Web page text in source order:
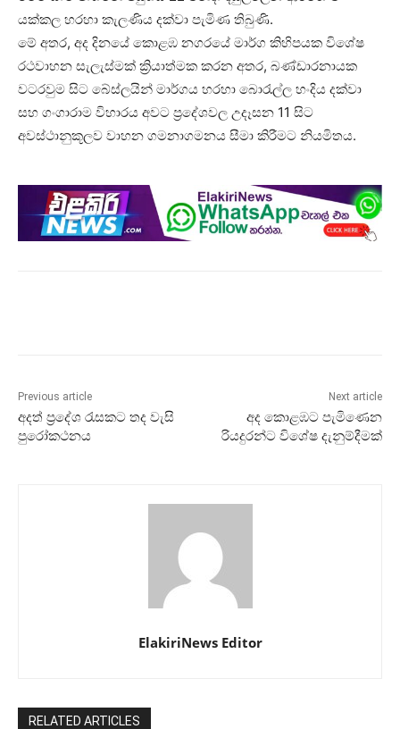
යක්කල හරහා කැලණිය දක්වා පැමිණ තිබුණි.
මේ අතර, අද දිනයේ කොළඹ නගරයේ මාර්ග කිහිපයක විශේෂ
රථවාහන සැලැස්මක් ක්‍රියාත්මක කරන අතර, බණ්ඩාරනායක
වටරවුම සිට බේස්ලයින් මාර්ගය හරහා බොරැල්ල හංදිය දක්වා
සහ ගංගාරාම විහාරය අවට ප්‍රදේශවල උදෑසන 11 සිට
අවස්ථානුකූලව වාහන ගමනාගමනය සීමා කිරීමට නියමිතය.
Previous article
අදත් ප්‍රදේශ රැසකට තද වැසි
පුරෝකථනය
Next article
අද කොළඹට පැමිණෙන
රියදුරන්ට විශේෂ දැනුම්දීමක්
ElakiriNews Editor
RELATED ARTICLES